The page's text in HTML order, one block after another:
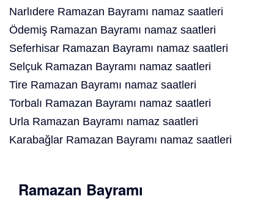
Narlıdere Ramazan Bayramı namaz saatleri
Ödemiş Ramazan Bayramı namaz saatleri
Seferhisar Ramazan Bayramı namaz saatleri
Selçuk Ramazan Bayramı namaz saatleri
Tire Ramazan Bayramı namaz saatleri
Torbalı Ramazan Bayramı namaz saatleri
Urla Ramazan Bayramı namaz saatleri
Karabağlar Ramazan Bayramı namaz saatleri
Ramazan Bayramı